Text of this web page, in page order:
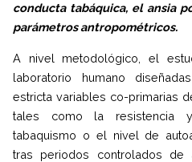
conducta tabáquica, el ansia
parámetros antropométricos.
A nivel metodológico, el
laboratorio humano
estricta variables co-primarias
tales como la resistencia
tabaquismo o el nivel de
tras periodos controlados de